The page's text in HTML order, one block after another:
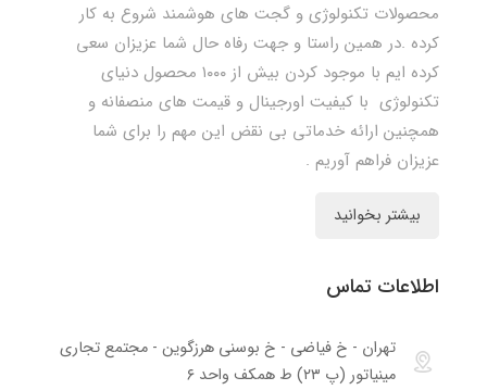
محصولات تکنولوژی و گجت های هوشمند شروع به کار
کرده .در همین راستا و جهت رفاه حال شما عزیزان سعی
کرده ایم با موجود کردن بیش از ۱۰۰۰ محصول دنیای
تکنولوژی با کیفیت اورجینال و قیمت های منصفانه و
همچنین ارائه خدماتی بی نقض این مهم را برای شما
عزیزان فراهم آوریم .
بیشتر بخوانید
اطلاعات تماس
تهران - خ فیاضی - خ بوسنی هرزگوین - مجتمع تجاری
مینیاتور (پ ۲۳) ط همکف واحد ۶